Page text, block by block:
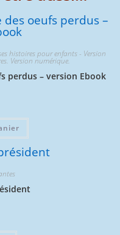
histoires pour enfants - Version
Version numérique.
perdus – version Ebook